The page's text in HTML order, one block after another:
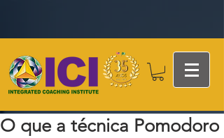
O que a técnica Pomodoro